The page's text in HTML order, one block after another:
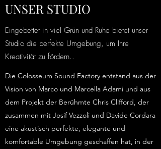
UNSER STUDIO
Eingebettet in viel Grün und Ruhe bietet unser
Studio die perfekte Umgebung, um Ihre
Kreativität zu fördern..
Die Colosseum Sound Factory entstand aus der
Vision von Marco und Marcella Adami und aus
dem Projekt der Ber​ühmte Chris Clifford, der
zusammen mit Josif Vezzoli und Davide Cordara
eine akustisch perfekte, elegante und
komfortable Umgebung geschaffen hat, in der